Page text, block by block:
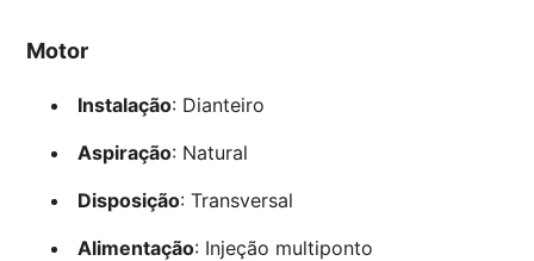
Motor
Instalação: Dianteiro
Aspiração: Natural
Disposição: Transversal
Alimentação: Injeção multiponto